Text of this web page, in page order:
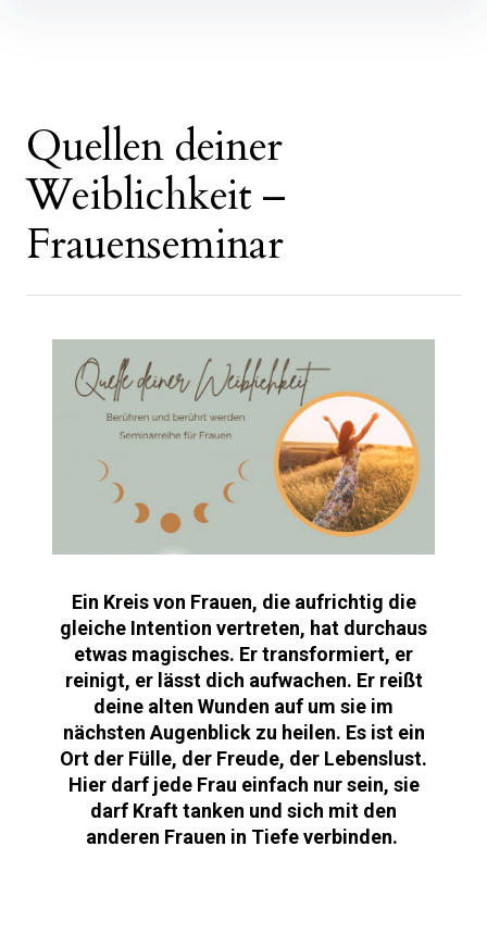
Quellen deiner
Weiblichkeit –
Frauenseminar
Ein Kreis von Frauen, die aufrichtig die
gleiche Intention vertreten, hat durchaus
etwas magisches. Er transformiert, er
reinigt, er lässt dich aufwachen. Er reißt
deine alten Wunden auf um sie im
nächsten Augenblick zu heilen. Es ist ein
Ort der Fülle, der Freude, der Lebenslust.
Hier darf jede Frau einfach nur sein, sie
darf Kraft tanken und sich mit den
anderen Frauen in Tiefe verbinden.